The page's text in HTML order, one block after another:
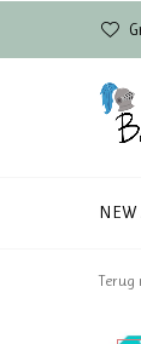
NEW
Terug